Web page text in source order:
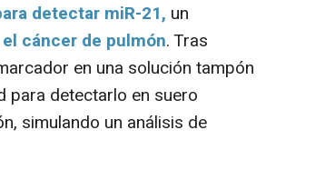
detectar miR-21, un
cáncer de pulmón. Tras
en una solución tampón
para detectarlo en suero
simulando un análisis de